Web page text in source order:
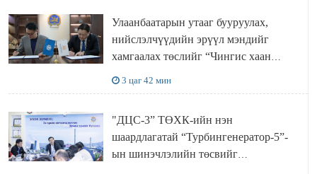
Улаанбаатарын утааг бууруулах,
нийслэлчүүдийн эрүүл мэндийг
хамгаалах төслийг “Чингис хаан
3 цаг 42 мин
"ДЦС-3” ТӨХК-ийн нэн
шаардлагатай “Турбингенератор-5”-
ын шинэчлэлийн төсвийг